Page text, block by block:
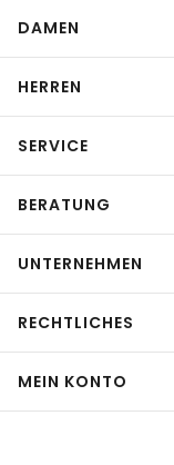
DAMEN
HERREN
SERVICE
BERATUNG
UNTERNEHMEN
RECHTLICHES
MEIN KONTO